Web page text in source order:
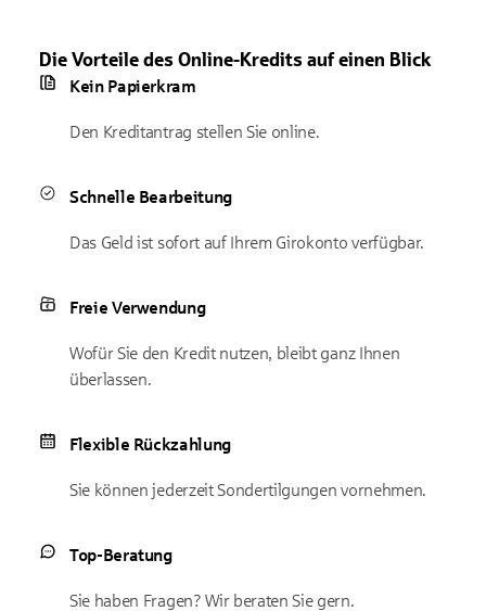
Die Vorteile des Online-Kredits auf einen Blick
Kein Papierkram
Den Kreditantrag stellen Sie online.
Schnelle Bearbeitung
Das Geld ist sofort auf Ihrem Girokonto verfügbar.
Freie Verwendung
Wofür Sie den Kredit nutzen, bleibt ganz Ihnen
überlassen.
Flexible Rückzahlung
Sie können jederzeit Sondertilgungen vornehmen.
Top-Beratung
Sie haben Fragen? Wir beraten Sie gern.